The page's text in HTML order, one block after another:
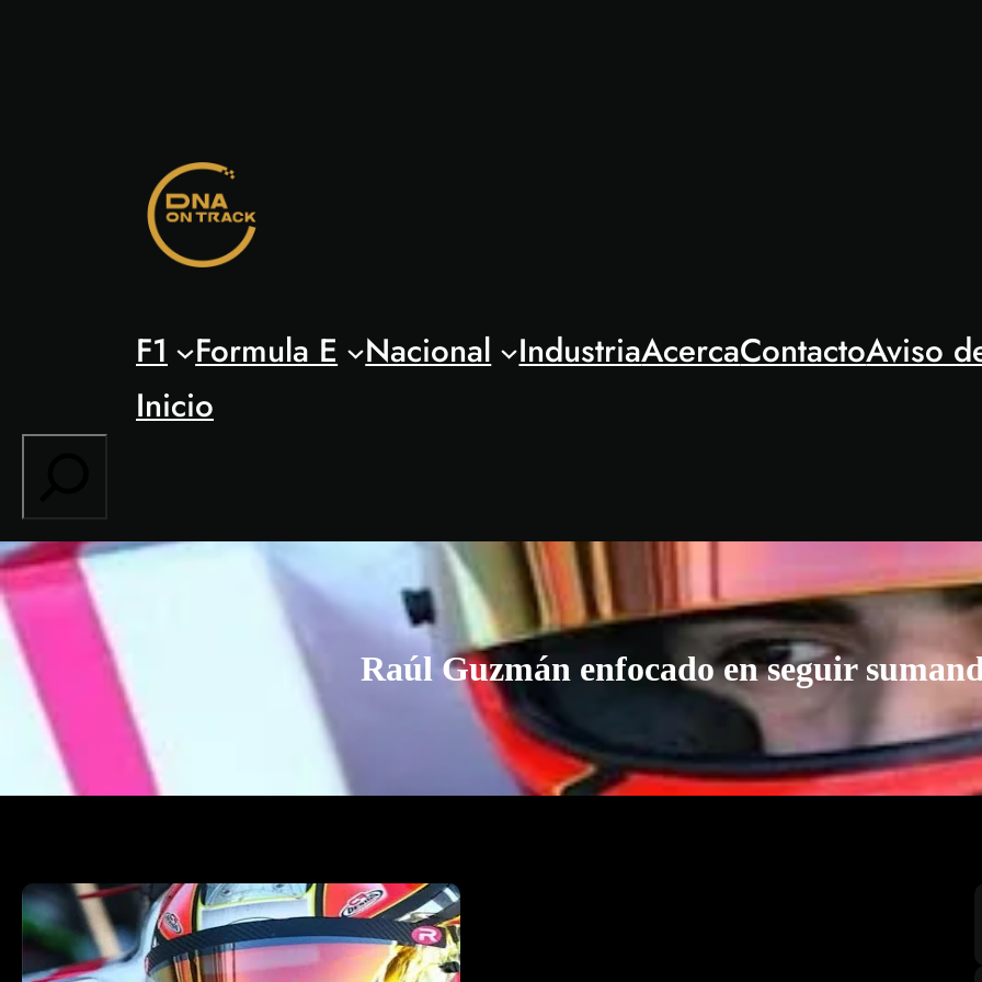
F1 Formula E Nacional IndustriaAcercaContactoAviso
Inicio
Raúl Guzmán enfocado en seguir